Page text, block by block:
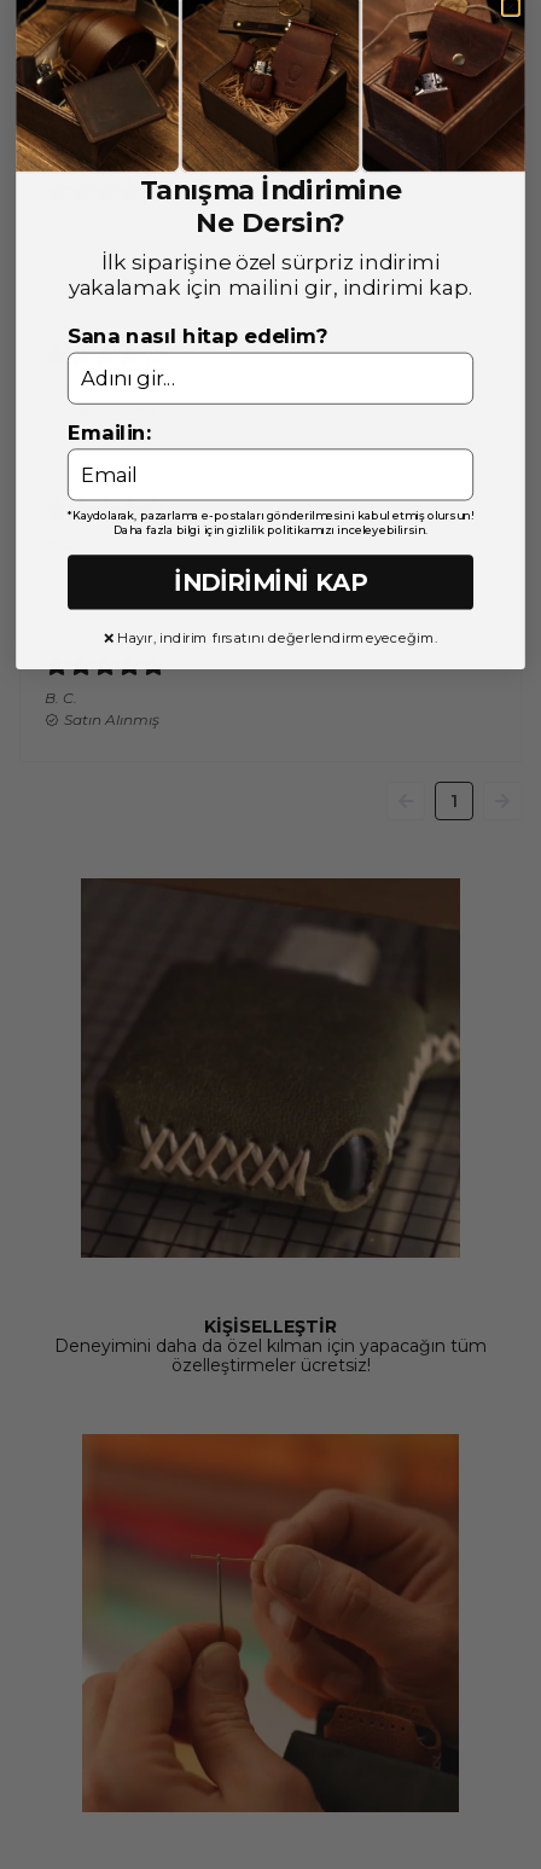
Yorumlar Yorum Yap
4 değerlendirmeye göre
Satın Alınmış
B. C.
Satın Alınmış
1
KİŞİSELLEŞTİR
Deneyimini daha da özel kılman için yapacağın tüm
özelleştirmeler ücretsiz!
Tanışma İndirimine
Ne Dersin?
İlk siparişine özel sürpriz indirimi
yakalamak için mailini gir, indirimi kap.
Sana nasıl hitap edelim?
Emailin:
*Kaydolarak, pazarlama e-postaları gönderilmesini kabul etmiş olursun!
Daha fazla bilgi için gizlilik politikamızı inceleyebilirsin.
İNDİRİMİNİ KAP
❌ Hayır, indirim fırsatını değerlendirmeyeceğim.